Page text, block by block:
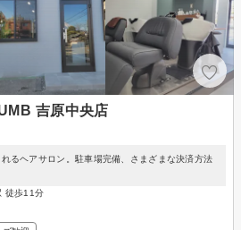
吉原中央店
るヘアサロン。駐車場完備、さまざまな決済方法
徒歩11分